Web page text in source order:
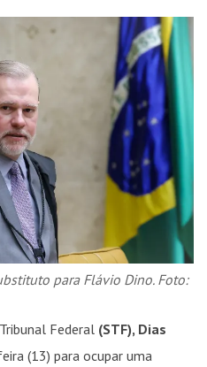
para Flávio Dino. Foto:
Federal (STF), Dias
(13) para ocupar uma